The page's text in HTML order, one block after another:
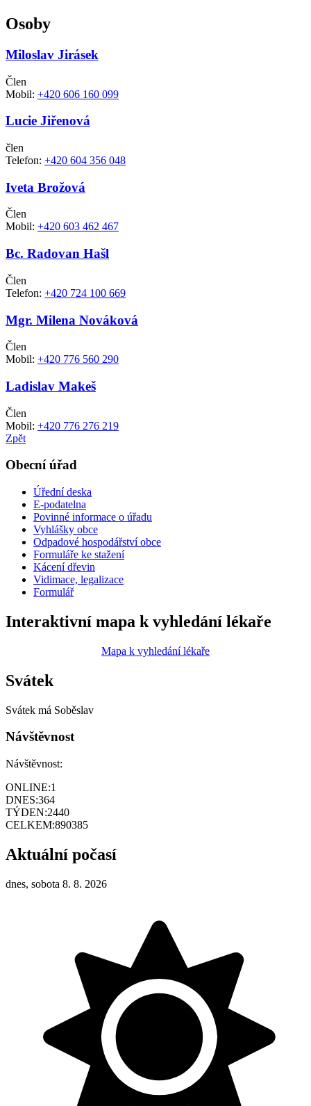
Osoby
Miloslav Jirásek
Člen
Mobil: +420 606 160 099
Lucie Jiřenová
člen
Telefon: +420 604 356 048
Iveta Brožová
Člen
Mobil: +420 603 462 467
Bc. Radovan Hašl
Člen
Telefon: +420 724 100 669
Mgr. Milena Nováková
Člen
Mobil: +420 776 560 290
Ladislav Makeš
Člen
Mobil: +420 776 276 219
Zpět
Obecní úřad
Úřední deska
E-podatelna
Povinné informace o úřadu
Vyhlášky obce
Odpadové hospodářství obce
Formuláře ke stažení
Kácení dřevin
Vidimace, legalizace
Formulář
Interaktivní mapa k vyhledání lékaře
Mapa k vyhledání lékaře
Svátek
Svátek má Soběslav
Návštěvnost
Návštěvnost:
ONLINE:1
DNES:364
TÝDEN:2440
CELKEM:890385
Aktuální počasí
dnes, sobota 8. 8. 2026